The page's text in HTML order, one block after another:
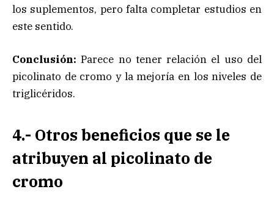
los suplementos, pero falta completar estudios en
este sentido.
Conclusión: Parece no tener relación el uso del
picolinato de cromo y la mejoría en los niveles de
triglicéridos.
4.- Otros beneficios que se le
atribuyen al picolinato de
cromo